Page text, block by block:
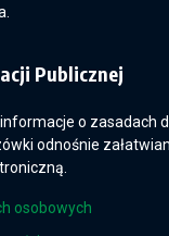
Publicznej
o zasadach
odnośnie
osobowych